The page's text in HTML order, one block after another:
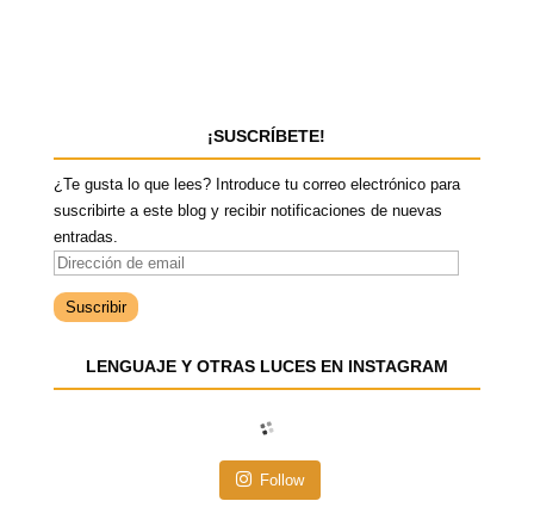
¡SUSCRÍBETE!
¿Te gusta lo que lees? Introduce tu correo electrónico para
suscribirte a este blog y recibir notificaciones de nuevas
entradas.
D
r
c
LENGUAJE Y OTRAS LUCES EN INSTAGRAM
Follow